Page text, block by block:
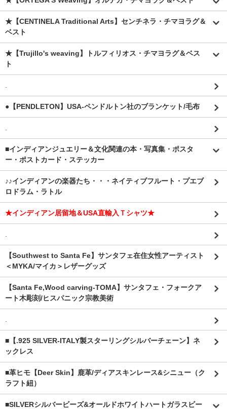
★【CENTINELA Traditional Arts】センチネラ・チマヨラグ＆
ベスト
★【Trujillo's weaving】トルフィリオス・チマヨラグ＆ベス
ト
●【PENDLETON】USA-ペンドルトン社のブランケット/毛布
■インディアンジュエリー＆文化関連の本・写真集・ポスタ
ー・ポストカード・ステッカー
♪♪インディアンの楽器たち・・・ネイティブフルート・プエブ
ロドラム・ラトル
★インディアン居留地＆USA直輸入Ｔシャツ★
【Southwest to Santa Fe】サンタフェ在住女性アーティスト
＜MYKA/マイカ＞レザーグッズ
【Santa Fe,Wood carving-TOMA】サンタフェ・フォークア
ート木彫刻/ヒスパニック宗教美術
■【.925 SILVER-ITALY製スターリングシルバーチェーン】ネ
ックレス
■革ヒモ【Deer Skin】鹿革/ディアスキンレース&シニュー（ク
ラフト紐）
■SILVERシルバービーズ&オールドホワイトハートガラスビー